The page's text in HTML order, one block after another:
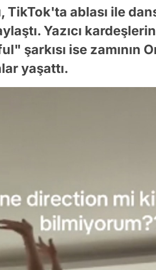
TikTok'ta ablası ile
Yazıcı
şarkısı ise zamının
yaşattı.